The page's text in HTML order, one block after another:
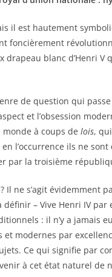
il est hautement
foncièrement
drapeau blanc d’Henri
de question qui
et l’obsession
à coups de lois,
l’occurrence ils ne
par la troisième
ne s’agit évidemment
– Vive Henri IV
: il n’y a jamais
modernes par
Ce qui signifie par
à cet état naturel de